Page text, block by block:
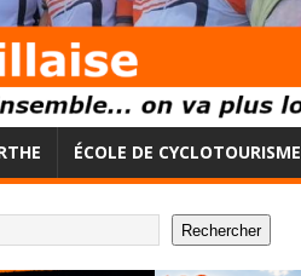
ÉCOLE DE CYCLOTOURISME
Rechercher